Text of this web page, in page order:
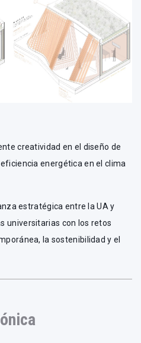
creatividad en el diseño de
energética en el clima
estratégica entre la UA y
universitarias con los retos
la sostenibilidad y el